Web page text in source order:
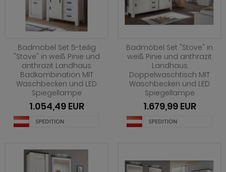
Badmöbel Set 5-teilig
"Stove" in weiß Pinie und
anthrazit Landhaus
Badkombination MIT
Waschbecken und LED
Spiegellampe
1.054,49 EUR
Badmöbel Set "Stove" in
weiß Pinie und anthrazit
Landhaus
Doppelwaschtisch MIT
Waschbecken und LED
Spiegellampe
1.679,99 EUR